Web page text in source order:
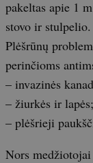
pakeltas apie 1
stovo ir stulpelio.
Plėšrūnų
perinčioms
– invazinės
– žiurkės ir lapės;
– plėšrieji
Nors